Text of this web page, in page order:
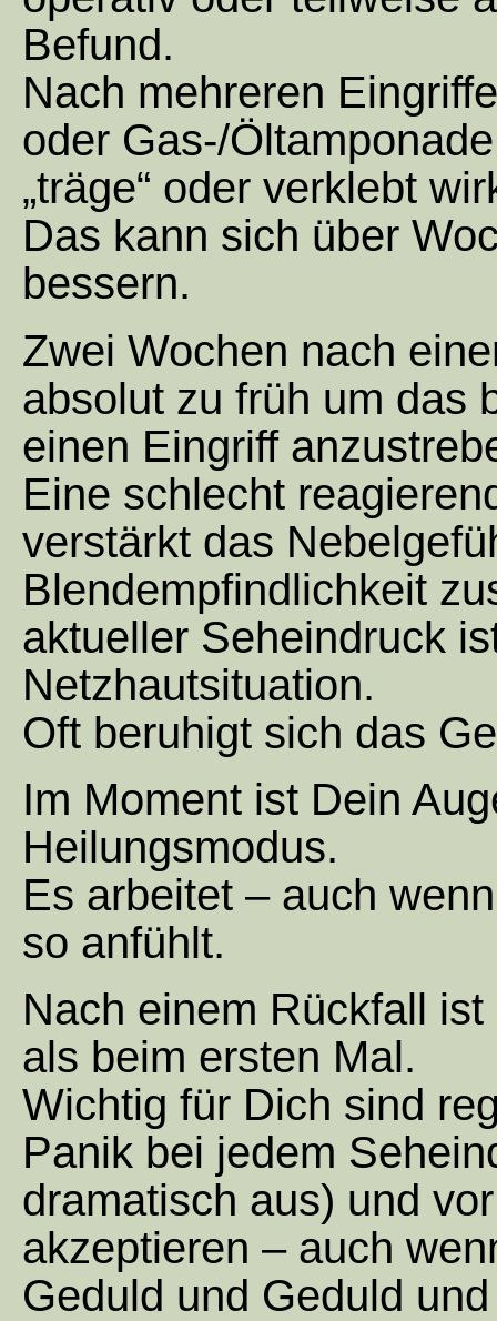
Befund.
Nach mehreren
oder Gas-/
„träge“ oder verklebt
Das kann sich über
bessern.
Zwei Wochen nach
absolut zu früh um das
einen Eingriff
Eine schlecht
verstärkt das
Blendempfindlichkeit
aktueller Seheindruck
Netzhautsituation.
Oft beruhigt sich das
Im Moment ist Dein
Heilungsmodus.
Es arbeitet – auch
so anfühlt.
Nach einem Rückfall
als beim ersten Mal.
Wichtig für Dich sind
Panik bei jedem
dramatisch aus) und
akzeptieren – auch
Geduld und Geduld